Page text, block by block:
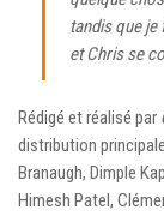
tandis que je
et Chris se
Rédigé et réalisé par
distribution
Branaugh, Dimple
Himesh Patel,